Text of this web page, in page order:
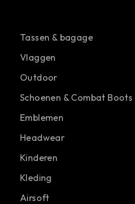
Tassen & bagage
Vlaggen
Outdoor
Schoenen & Combat Boots
Emblemen
Headwear
Kinderen
Kleding
Airsoft